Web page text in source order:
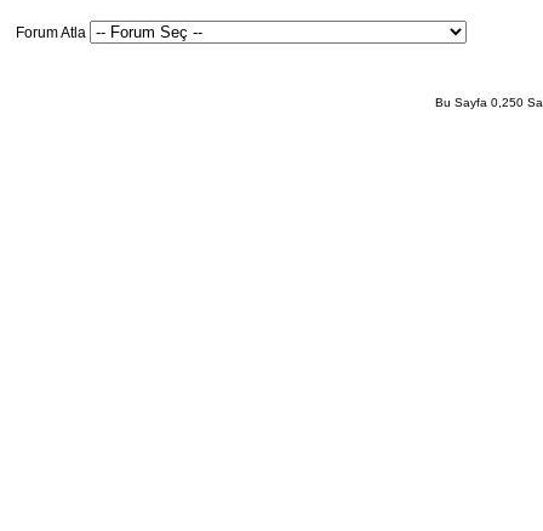
Forum Atla
Bu Sayfa 0,250